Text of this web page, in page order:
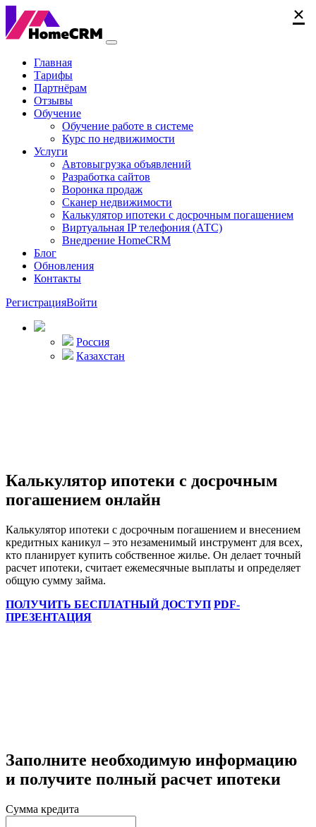
Главная
Тарифы
Партнёрам
Отзывы
Обучение
Обучение работе в системе
Курс по недвижимости
Услуги
Автовыгрузка объявлений
Разработка сайтов
Воронка продаж
Сканер недвижимости
Калькулятор ипотеки с досрочным погашением
Виртуальная IP телефония (АТС)
Внедрение HomeCRM
Блог
Обновления
Контакты
РегистрацияВойти
Россия
Казахстан
Калькулятор ипотеки с досрочным
погашением онлайн
Калькулятор ипотеки с досрочным погашением и внесением
кредитных каникул – это незаменимый инструмент для всех,
кто планирует купить собственное жилье. Он делает точный
расчет ипотеки, считает ежемесячные выплаты и определяет
общую сумму займа.
ПОЛУЧИТЬ БЕСПЛАТНЫЙ ДОСТУП PDF-
ПРЕЗЕНТАЦИЯ
Заполните необходимую информацию
и получите полный расчет ипотеки
×
×
×